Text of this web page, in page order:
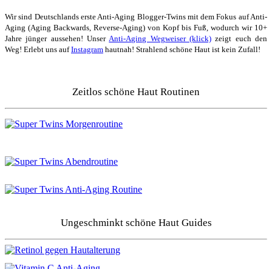
Wir sind Deutschlands erste Anti-Aging Blogger-Twins mit dem Fokus auf Anti-
Aging (Aging Backwards, Reverse-Aging) von Kopf bis Fuß, wodurch wir 10+
Jahre jünger aussehen! Unser Anti-Aging Wegweiser (klick) zeigt euch den
Weg! Erlebt uns aufInstagram hautnah! Strahlend schöne Haut ist kein Zufall!
Zeitlos schöne Haut Routinen
Ungeschminkt schöne Haut Guides